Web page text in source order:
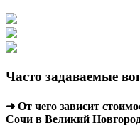
Часто задаваемые
➜ От чего зависит
Сочи в Великий